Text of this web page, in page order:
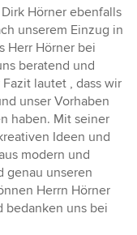
Hörner ebenfalls
unserem Einzug in
Herr Hörner bei
beratend und
lautet , dass wir
unser Vorhaben
haben. Mit seiner
Ideen und
modern und
genau unseren
Herrn Hörner
bedanken uns bei